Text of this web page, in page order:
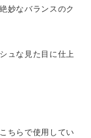
妙なバランスのク
ュな見た目に仕上
ちらで使用してい